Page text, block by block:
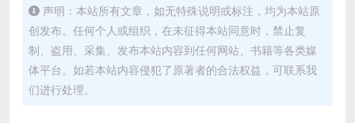
声明：本站所有文章，如无特殊说明或标注，均为本站原
创发布。任何个人或组织，在未征得本站同意时，禁止复
制、盗用、采集、发布本站内容到任何网站、书籍等各类媒
体平台。如若本站内容侵犯了原著者的合法权益，可联系我
们进行处理。